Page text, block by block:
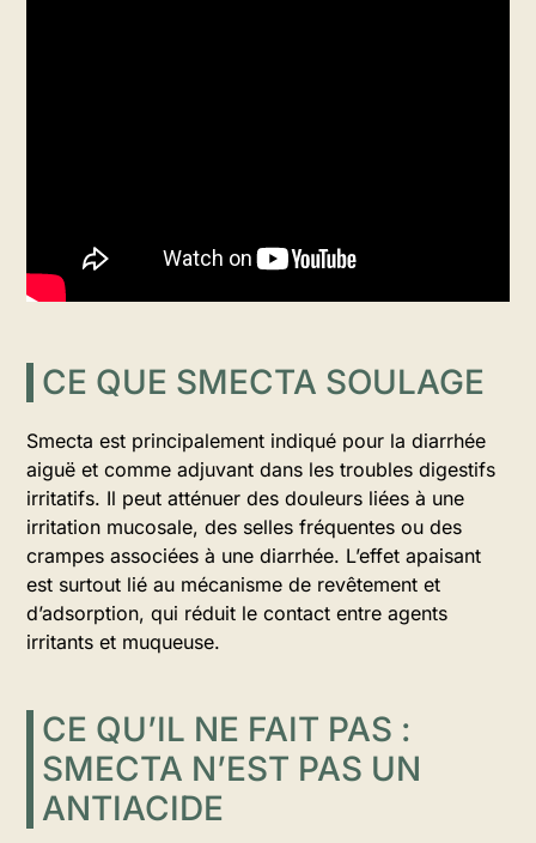
CE QUE SMECTA SOULAGE
Smecta est principalement indiqué pour la diarrhée
aiguë et comme adjuvant dans les troubles digestifs
irritatifs. Il peut atténuer des douleurs liées à une
irritation mucosale, des selles fréquentes ou des
crampes associées à une diarrhée. L’effet apaisant
est surtout lié au mécanisme de revêtement et
d’adsorption, qui réduit le contact entre agents
irritants et muqueuse.
CE QU’IL NE FAIT PAS :
SMECTA N’EST PAS UN
ANTIACIDE